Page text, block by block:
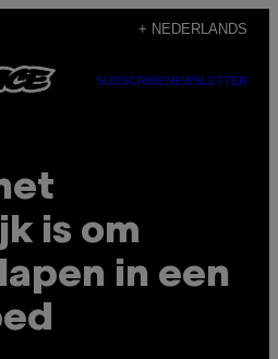
+ NEDERLANDS
SUBSCRIBENEWSLETTER
is om
in een